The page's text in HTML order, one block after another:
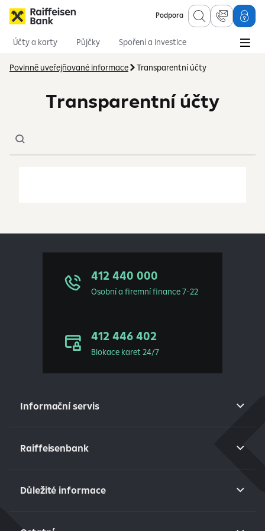
Podpora
Účty a karty Půjčky
Spoření a investice
Povinně uveřejňované informace
Transparentní účty
Transparentní účty
412 440 000
Osobní a firemní finance 7-22
412 446 402
Blokace karet 24/7
Informační servis
Raiffeisenbank
Důležité informace